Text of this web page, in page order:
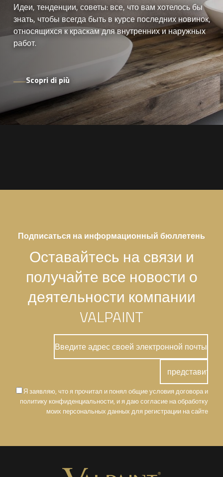
Идеи, тенденции, советы: все, что вам хотелось бы
знать, чтобы всегда быть в курсе последних новинок,
относящихся к краскам для внутренних и наружных
работ.
Scopri di più
Подписаться на информационный бюллетень
Оставайтесь на связи и
получайте все новости о
деятельности компании
VALPAINT
Я заявляю, что я прочитал и понял общие условия договора и
политику конфиденциальности, и я даю согласие на обработку
моих персональных данных для регистрации на сайте